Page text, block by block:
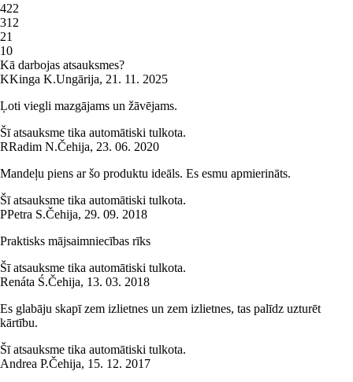
422
312
21
10
Kā darbojas atsauksmes?
KKinga K.Ungārija, 21. 11. 2025
Ļoti viegli mazgājams un žāvējams.
Šī atsauksme tika automātiski tulkota.
RRadim N.Čehija, 23. 06. 2020
Mandeļu piens ar šo produktu ideāls. Es esmu apmierināts.
Šī atsauksme tika automātiski tulkota.
PPetra S.Čehija, 29. 09. 2018
Praktisks mājsaimniecības rīks
Šī atsauksme tika automātiski tulkota.
Renáta Ś.Čehija, 13. 03. 2018
Es glabāju skapī zem izlietnes un zem izlietnes, tas palīdz uzturēt
kārtību.
Šī atsauksme tika automātiski tulkota.
Andrea P.Čehija, 15. 12. 2017